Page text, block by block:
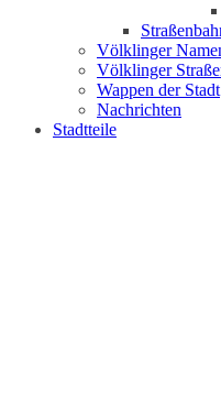
Völklinger
Völklinger
Wappen der Stadt
Nachrichten
Stadtteile